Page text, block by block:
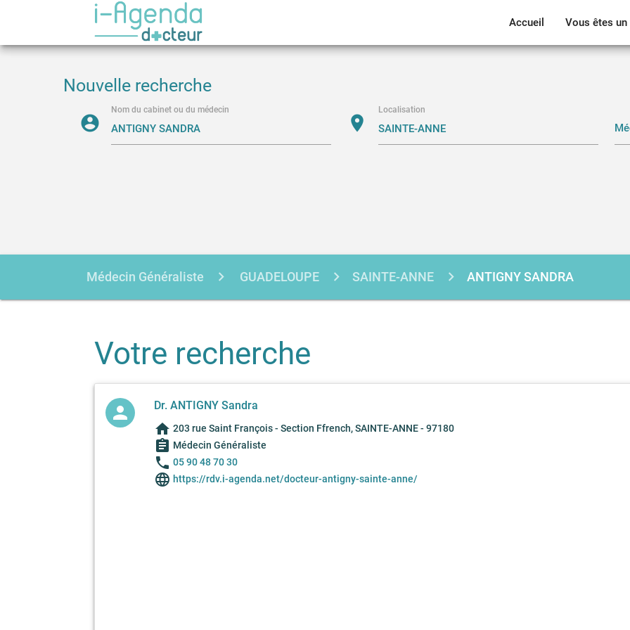
Accueil Vous êtes
Nouvelle recherche
account_circle
Nom du cabinet ou du médecin
location_on
Localisation
Médecin Généraliste GUADELOUPE SAINTE-ANNE ANTIGNY SANDRA
Votre recherche
person Dr. ANTIGNY Sandra
home 203 rue Saint François - Section Ffrench, SAINTE-ANNE - 97180
assignment Médecin Généraliste
phone 05 90 48 70 30
language https://rdv.i-agenda.net/docteur-antigny-sainte-anne/